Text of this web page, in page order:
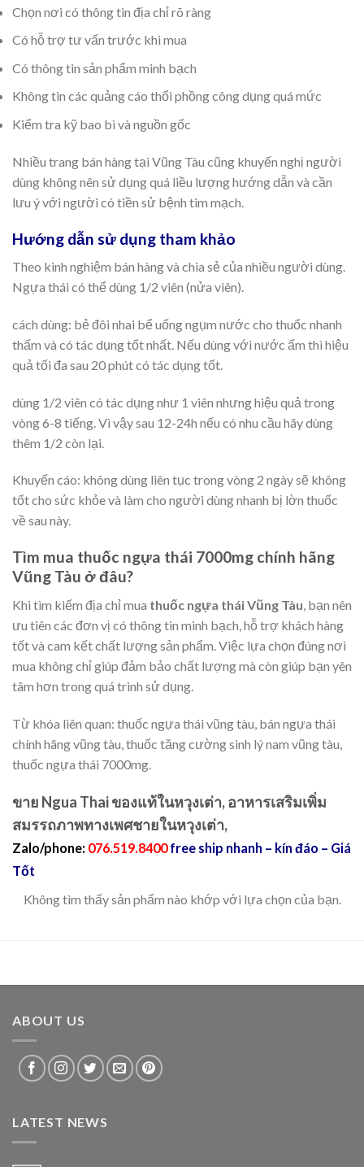
Chọn nơi có thông tin địa chỉ rõ ràng
Có hỗ trợ tư vấn trước khi mua
Có thông tin sản phẩm minh bạch
Không tin các quảng cáo thổi phồng công dụng quá mức
Kiểm tra kỹ bao bì và nguồn gốc
Nhiều trang bán hàng tại Vũng Tàu cũng khuyến nghị người
dùng không nên sử dụng quá liều lượng hướng dẫn và cần
lưu ý với người có tiền sử bệnh tim mạch.
Hướng dẫn sử dụng tham khảo
Theo kinh nghiệm bán hàng và chia sẻ của nhiều người dùng.
Ngựa thái có thể dùng 1/2 viên (nửa viên).
cách dùng: bẻ đôi nhai bể uống ngụm nước cho thuốc nhanh
thấm và có tác dụng tốt nhất. Nếu dùng với nước ấm thì hiệu
quả tối đa sau 20 phút có tác dụng tốt.
dùng 1/2 viên có tác dụng như 1 viên nhưng hiệu quả trong
vòng 6-8 tiếng. Vì vậy sau 12-24h nếu có nhu cầu hãy dùng
thêm 1/2 còn lại.
Khuyến cáo: không dùng liên tục trong vòng 2 ngày sẽ không
tốt cho sức khỏe và làm cho người dùng nhanh bị lờn thuốc
về sau này.
Tìm mua thuốc ngựa thái 7000mg chính hãng
Vũng Tàu ở đâu?
Khi tìm kiếm địa chỉ mua thuốc ngựa thái Vũng Tàu, bạn nên
ưu tiên các đơn vị có thông tin minh bạch, hỗ trợ khách hàng
tốt và cam kết chất lượng sản phẩm. Việc lựa chọn đúng nơi
mua không chỉ giúp đảm bảo chất lượng mà còn giúp bạn yên
tâm hơn trong quá trình sử dụng.
Từ khóa liên quan: thuốc ngựa thái vũng tàu, bán ngựa thái
chính hãng vũng tàu, thuốc tăng cường sinh lý nam vũng tàu,
thuốc ngựa thái 7000mg.
ขาย Ngua Thai ของแท้ในหวุงเต่า, อาหารเสริมเพิ่ม
สมรรถภาพทางเพศชายในหวุงเต่า,
Zalo/phone: 076.519.8400free ship nhanh – kín đáo – Giá
Tốt
Không tìm thấy sản phẩm nào khớp với lựa chọn của bạn.
ABOUT US
LATEST NEWS